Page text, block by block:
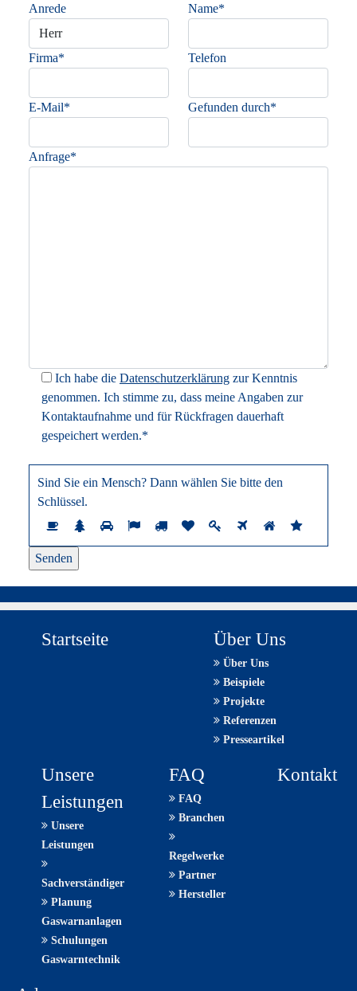
Anrede Name*
Firma* Telefon
E-Mail* Gefunden durch*
Anfrage*
Ich habe die Datenschutzerklärung zur Kenntnis
genommen. Ich stimme zu, dass meine Angaben zur
Kontaktaufnahme und für Rückfragen dauerhaft
gespeichert werden.*
Sind Sie ein Mensch? Dann wählen Sie bitte den
Schlüssel.
Sind
ein
Sie
Startseite Über Uns
Über Uns
Beispiele
Projekte
Referenzen
Presseartikel
Unsere
Leistungen
Unsere
Leistungen
Sachverständiger
Planung
Gaswarnanlagen
Schulungen
Gaswarntechnik
FAQ
FAQ
Branchen
Regelwerke
Partner
Hersteller
Kontakt